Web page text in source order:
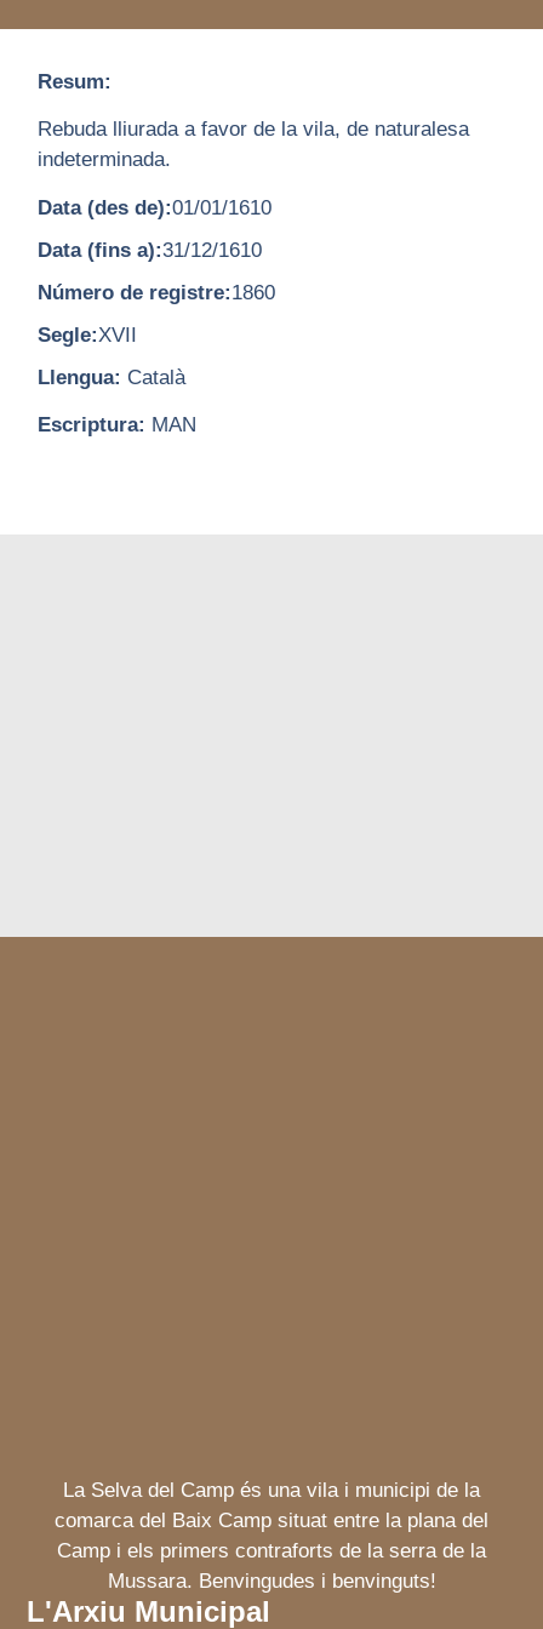
Resum:
Rebuda lliurada a favor de la vila, de naturalesa
indeterminada.
Data (des de):01/01/1610
Data (fins a):31/12/1610
Número de registre:1860
Segle:XVII
Llengua: Català
Escriptura: MAN
La Selva del Camp és una vila i municipi de la
comarca del Baix Camp situat entre la plana del
Camp i els primers contraforts de la serra de la
Mussara. Benvingudes i benvinguts!
L'Arxiu Municipal